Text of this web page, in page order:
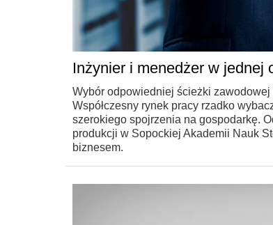
Inżynier i menedżer w jednej
Wybór odpowiedniej ścieżki
Współczesny rynek pracy rzadko
szerokiego spojrzenia na gospodarkę.
produkcji w Sopockiej Akademii Nauk
biznesem.